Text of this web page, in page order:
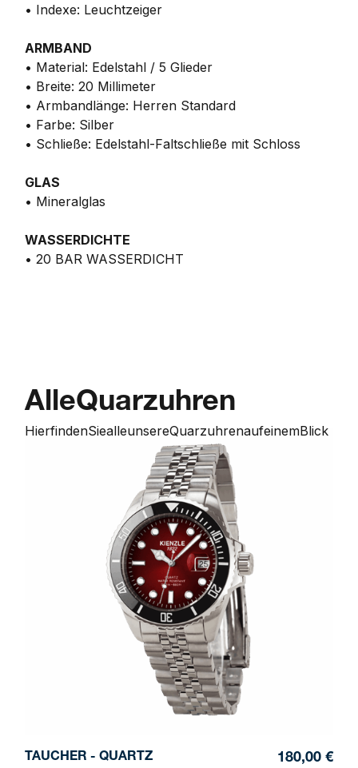
• Indexe: Leuchtzeiger
ARMBAND
• Material: Edelstahl / 5 Glieder
• Breite: 20 Millimeter
• Armbandlänge: Herren Standard
• Farbe: Silber
• Schließe: Edelstahl-Faltschließe mit Schloss
GLAS
• Mineralglas
WASSERDICHTE
• 20 BAR WASSERDICHT
AlleQuarzuhren
HierfindenSiealleunsereQuarzuhrenaufeinemBlick
TAUCHER - QUARTZ 180,00 €